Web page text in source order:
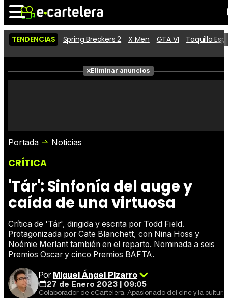
Noticias Cartelera
Películas
Críticas
TENDENCIAS Spring Breakers 2 X Men GTA VI Taquilla
Eliminar anuncios
Portada Noticias
CRÍTICA
'Tár': Sinfonía del auge y
caída de una virtuosa
Crítica de 'Tár', dirigida y escrita por Todd Field.
Protagonizada por Cate Blanchett, con Nina Hoss y
Noémie Merlant también en el reparto. Nominada a seis
Premios Oscar y cinco Premios BAFTA.
PorMiguel Ángel Pizarro
27 de Enero 2023 | 09:05
Colaborador de eCartelera. Apasionado del cine y la cultura en general. Cine europeo y de animación, mi especialidad.